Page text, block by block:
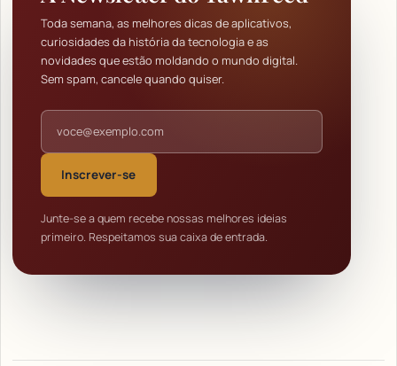
Toda semana, as melhores dicas de aplicativos,
curiosidades da história da tecnologia e as
novidades que estão moldando o mundo digital.
Sem spam, cancele quando quiser.
Endereço de e-mail
Inscrever-se
Junte-se a quem recebe nossas melhores ideias
primeiro. Respeitamos sua caixa de entrada.